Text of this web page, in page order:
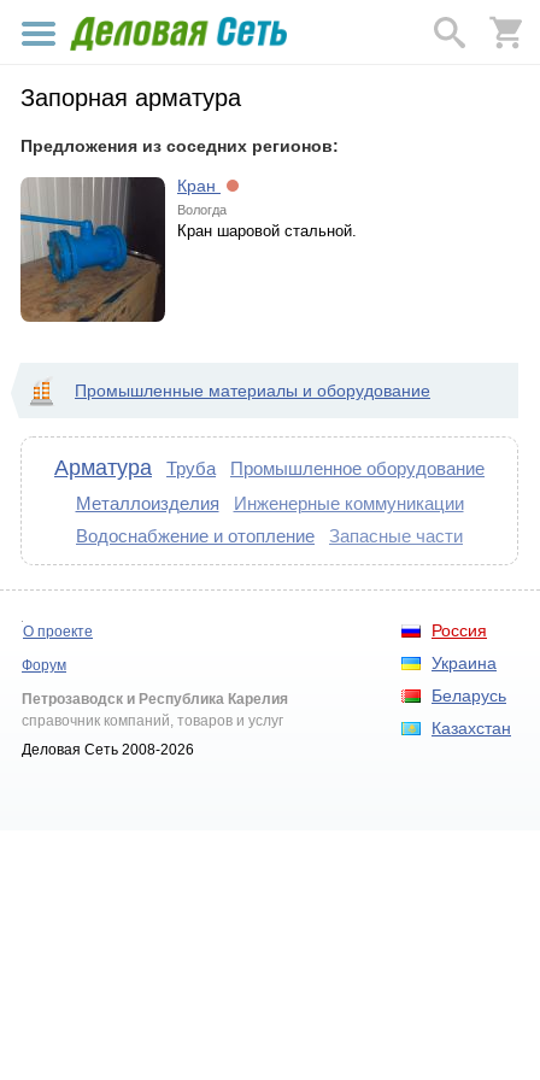
Запорная арматура
Предложения из соседних регионов:
Кран
Вологда
Кран шаровой стальной.
Промышленные материалы и оборудование
Арматура Труба
Промышленное оборудование
Металлоизделия
Инженерные коммуникации
Водоснабжение и отопление
Запасные части
Россия
Украина
Беларусь
Казахстан
О проекте
Форум
Петрозаводск и Республика Карелия
справочник компаний, товаров и услуг
Деловая Сеть 2008-2026